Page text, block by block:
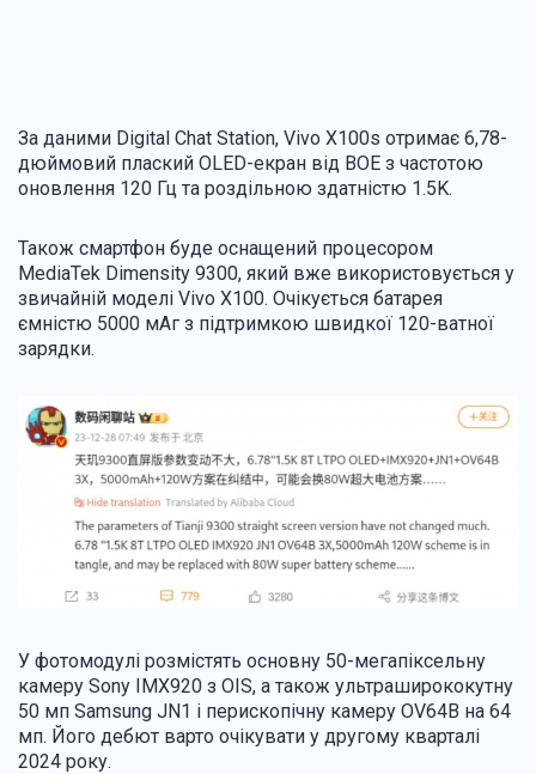
За даними Digital Chat Station, Vivo X100s отримає 6,78-
дюймовий плаский OLED-екран від BOE з частотою
оновлення 120 Гц та роздільною здатністю 1.5K.
Також смартфон буде оснащений процесором
MediaTek Dimensity 9300, який вже використовується у
звичайній моделі Vivo X100. Очікується батарея
ємністю 5000 мАг з підтримкою швидкої 120-ватної
зарядки.
У фотомодулі розмістять основну 50-мегапіксельну
камеру Sony IMX920 з OIS, а також ультраширококутну
50 мп Samsung JN1 і перископічну камеру OV64B на 64
мп. Його дебют варто очікувати у другому кварталі
2024 року.